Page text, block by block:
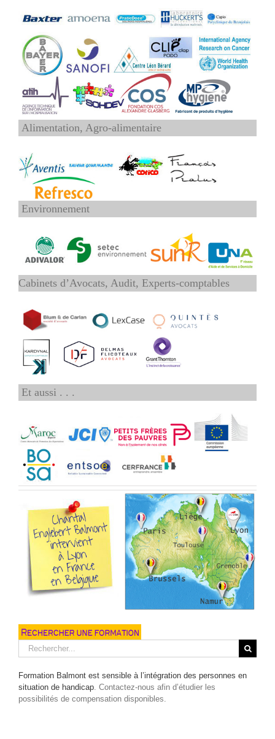
Alimentation, Agro-alimentaire
Environnement
Cabinets d’Avocats, Audit, Experts-comptables
Et aussi . . .
Rechercher:
Formation Balmont est sensible à l’intégration des personnes en
situation de handicap. Contactez-nous afin d’étudier les
possibilités de compensation disponibles.